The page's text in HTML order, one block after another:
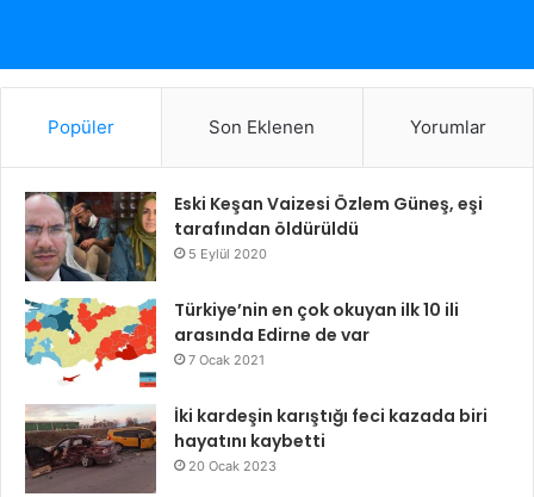
Popüler Son Eklenen Yorumlar
Eski Keşan Vaizesi Özlem Güneş, eşi
tarafından öldürüldü
5 Eylül 2020
Türkiye’nin en çok okuyan ilk 10 ili
arasında Edirne de var
7 Ocak 2021
İki kardeşin karıştığı feci kazada biri
hayatını kaybetti
20 Ocak 2023